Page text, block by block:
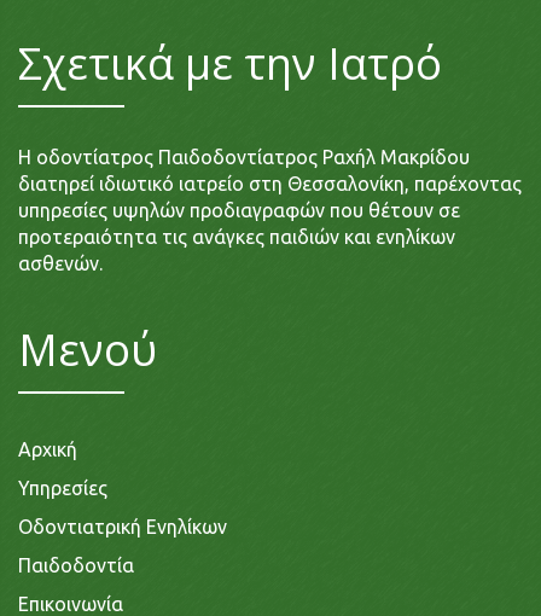
Σχετικά με την Ιατρό
Η οδοντίατρος Παιδοδοντίατρος Ραχήλ Μακρίδου
διατηρεί ιδιωτικό ιατρείο στη Θεσσαλονίκη, παρέχοντας
υπηρεσίες υψηλών προδιαγραφών που θέτουν σε
προτεραιότητα τις ανάγκες παιδιών και ενηλίκων
ασθενών.
Μενού
Αρχική
Υπηρεσίες
Οδοντιατρική Ενηλίκων
Παιδοδοντία
Επικοινωνία